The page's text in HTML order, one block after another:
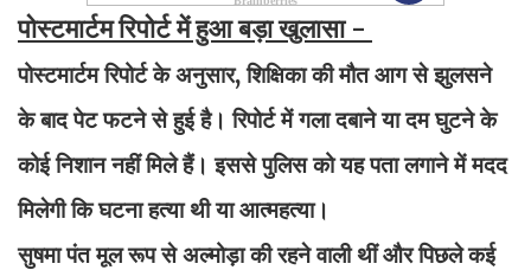
पोस्टमार्टम रिपोर्ट में हुआ बड़ा खुलासा -
पोस्टमार्टम रिपोर्ट के अनुसार, शिक्षिका की मौत आग से झुलसने
के बाद पेट फटने से हुई है। रिपोर्ट में गला दबाने या दम घुटने के
कोई निशान नहीं मिले हैं। इससे पुलिस को यह पता लगाने में मदद
मिलेगी कि घटना हत्या थी या आत्महत्या।
सुषमा पंत मूल रूप से अल्मोड़ा की रहने वाली थीं और पिछले कई